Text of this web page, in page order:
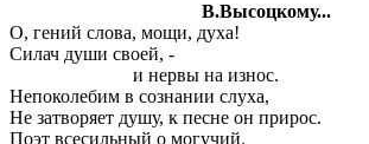
В.Высоцкому...
О, гений слова, мощи, духа!
Силач души своей, -
и нервы на износ.
Непоколебим в сознании слуха,
Не затворяет душу, к песне он прирос.
Поэт всесильный о могучий,